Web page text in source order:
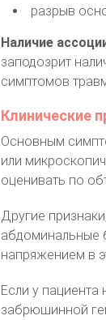
разрыв
Наличие
заподозрит
симптомов
Клинические
Основным
или
оценивать по
Другие
абдоминальные
напряжением в
Если у
забрюшинной